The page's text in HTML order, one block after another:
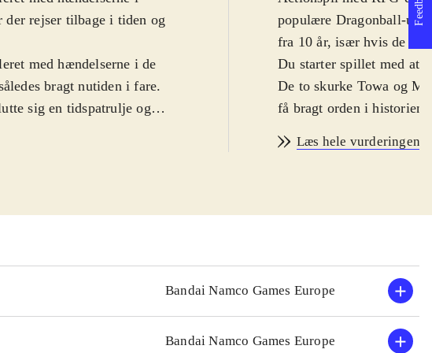
rejser tilbage i tiden og
med hændelserne i de
bragt nutiden i fare.
sig en tidspatrulje og
med Goku, Gohan og
man kan få undervisning
sammen med skurkene
populære Dragonball-
fra 10 år, især hvis de er
Du starter spillet med at
De to skurke Towa og
få bragt orden i
helst vil og tilpasse den
for nybegyndere og der
farverige grafik passer
luften og på jorden.
Spillet minder meget
Z - ultimate tenkaichi
Læs hele vurderingen
Bandai Namco Games Europe
Bandai Namco Games Europe